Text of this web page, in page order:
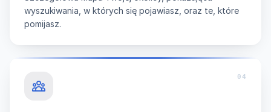
wyszukiwania, w których się pojawiasz, oraz te, które
pomijasz.
04